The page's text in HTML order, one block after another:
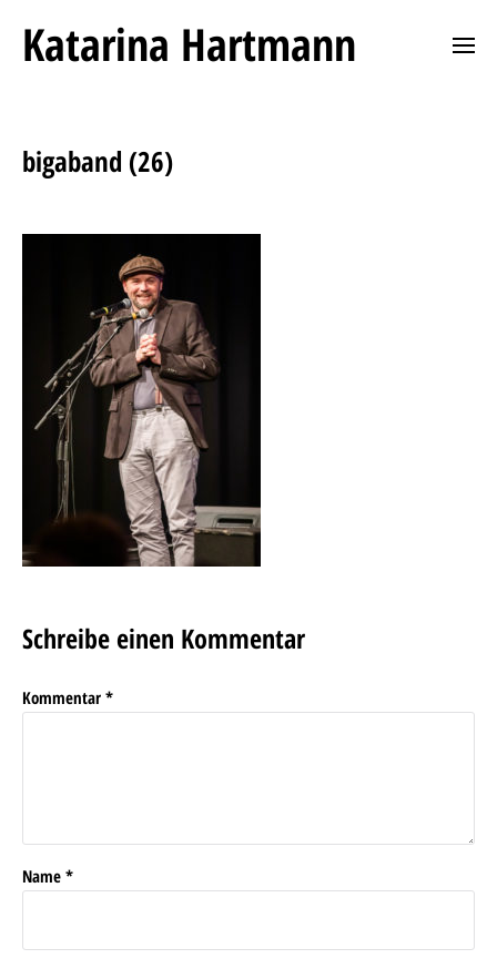
Katarina Hartmann
bigaband (26)
Schreibe einen Kommentar
Kommentar *
Name *